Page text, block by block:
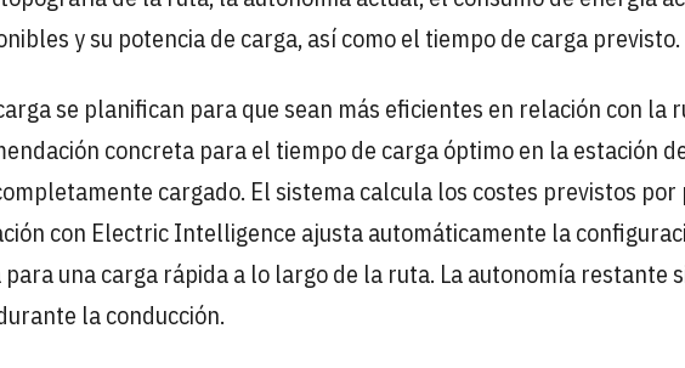
y su potencia de carga, así como el tiempo de carga previsto.
se planifican para que sean más eficientes en relación con la
concreta para el tiempo de carga óptimo en la estación
cargado. El sistema calcula los costes previstos por
con Electric Intelligence ajusta automáticamente la
una carga rápida a lo largo de la ruta. La autonomía restante
la conducción.